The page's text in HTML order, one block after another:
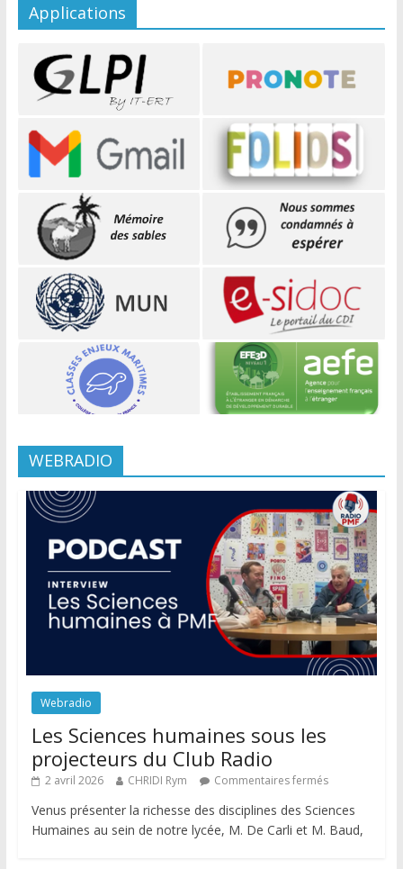
Applications
WEBRADIO
Webradio
Les Sciences humaines sous les
projecteurs du Club Radio
2 avril 2026 CHRIDI Rym Commentaires fermés
Venus présenter la richesse des disciplines des Sciences
Humaines au sein de notre lycée, M. De Carli et M. Baud,